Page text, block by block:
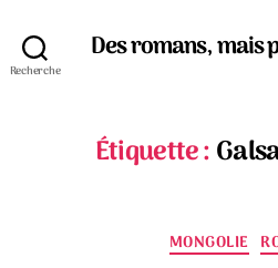
Recherche
Des romans, mais
Étiquette :
MONGOLIE